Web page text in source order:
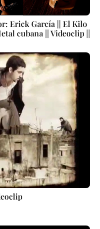
Erick García || El Kilo
cubana || Videoclip ||